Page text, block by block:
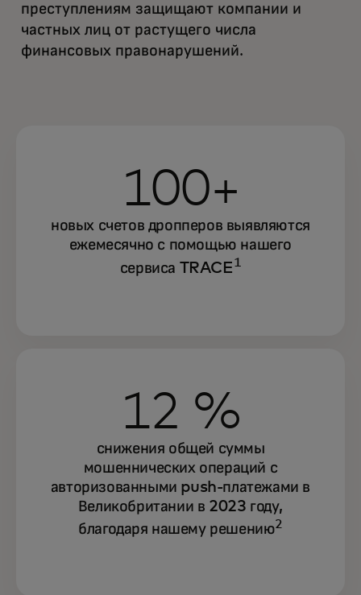
преступлениям защищают компании и
частных лиц от растущего числа
финансовых правонарушений.
100+
новых счетов дропперов выявляются
ежемесячно с помощью нашего
сервиса TRACE1
12 %
снижения общей суммы
мошеннических операций с
авторизованными push-платежами в
Великобритании в 2023 году,
благодаря нашему решению2